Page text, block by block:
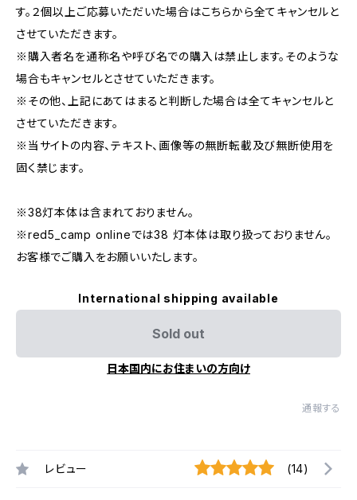
す。２個以上ご応募いただいた場合はこちらから全てキャンセルと
させていただきます。
※購入者名を通称名や呼び名での購入は禁止します。そのような
場合もキャンセルとさせていただきます。
※その他、上記にあてはまると判断した場合は全てキャンセルと
させていただきます。
※当サイトの内容、テキスト、画像等の無断転載及び無断使用を
固く禁じます。
※38灯本体は含まれておりません。
※red5_camp onlineでは38 灯本体は取り扱っておりません。
お客様でご購入をお願いいたします。
International shipping available
Sold out
日本国内にお住まいの方向け
通報する
レビュー (14)